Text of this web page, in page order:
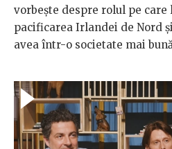
vorbește despre rolul pe
pacificarea Irlandei de Nord
avea într-o societate mai